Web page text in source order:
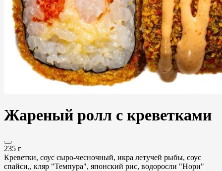
Жареный ролл с креветками
235 г
Креветки, соус сыро-чесночный, икра летучей рыбы, соус
спайси,, кляр "Темпура", японский рис, водоросли "Нори"